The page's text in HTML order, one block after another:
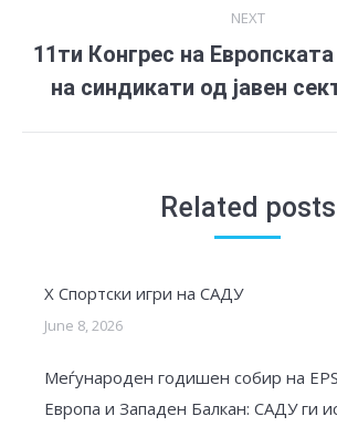
NEXT
Next
post:
11ти Конгрес на
на синдикати од јавен
Related posts
X Спортски игри на САДУ
June 8, 2026
Меѓународен годишен собир на
Европа и Западен Балкан: САДУ ги